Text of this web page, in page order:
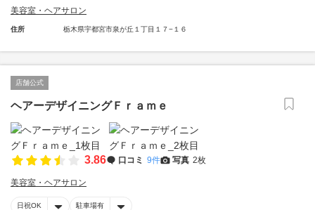
美容室・ヘアサロン
住所 栃木県宇都宮市泉が丘１丁目１７−１６
店舗公式
ヘアーデザイニングＦｒａｍｅ
3.86 口コミ 9件 写真 2枚
美容室・ヘアサロン
日祝OK 駐車場有